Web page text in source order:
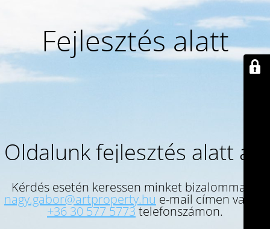
Fejlesztés alatt
Oldalunk fejlesztés alatt áll.
Kérdés esetén keressen minket bizalommal a
nagy.gabor@artproperty.hu e-mail címen vagy a
+36 30 577 5773telefonszámon.